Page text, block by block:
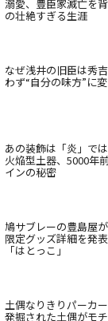
溺愛、豊臣家滅亡を
の壮絶すぎる生涯
なぜ浅井の旧臣は秀
わず“自分の味方”に
あの装飾は「炎」で
火焔型土器、5000年
インの秘密
鳩サブレーの豊島屋
限定グッズ詳細を発
「はとっこ」
土偶なりきりパーカ
発掘された土偶がモ